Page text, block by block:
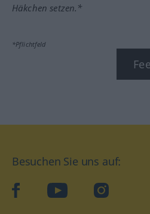
Häkchen setzen.*
*Pflichtfeld
Besuchen Sie uns auf:
facebookYouTube Instagram